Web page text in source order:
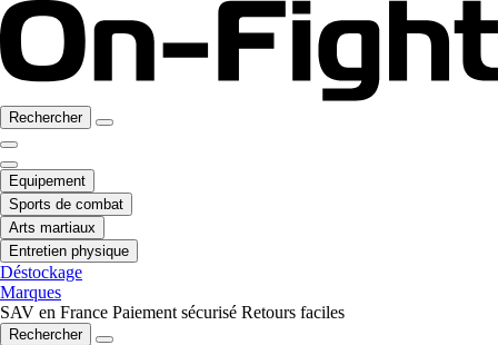
Rechercher
Equipement
Sports de combat
Arts martiaux
Entretien physique
Déstockage
Marques
SAV en France Paiement sécurisé Retours faciles
Rechercher